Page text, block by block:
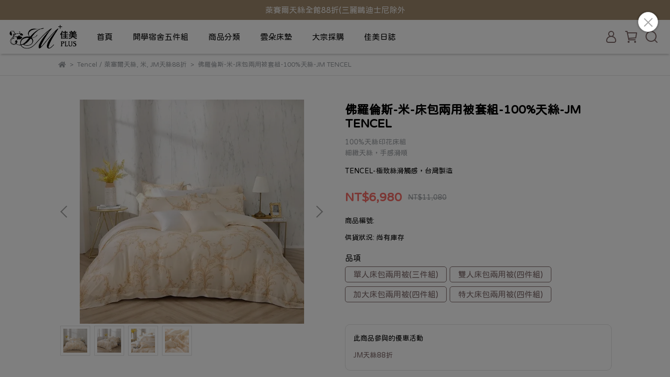
萊賽爾天絲全館88折(三麗鷗迪士尼除外
首頁 開學宿舍五件組 商品分類 雲朵床墊 大宗採購 佳美日誌
Tencel / 萊塞爾天絲 米 JM天絲88折 佛羅倫斯-米-床包兩用被套組-100%天絲-JM TENCEL
佛羅倫斯-米-床包兩用被套組-100%天絲-JM
TENCEL
100%天絲印花床組
細緻天絲，手感滑順
TENCEL-極致絲滑觸感，台灣製造
NT$6,980 NT$11,080
商品編號:
供貨狀況: 尚有庫存
品項
單人床包兩用被(三件組)
雙人床包兩用被(四件組)
加大床包兩用被(四件組) 特大床包兩用被(四件組)
此商品參與的優惠活動
JM天絲88折